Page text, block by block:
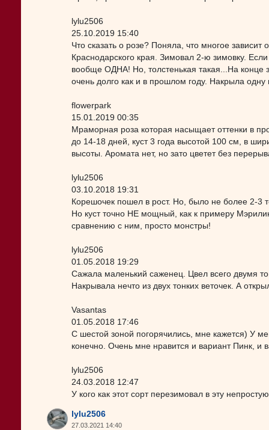
lylu2506
25.10.2019 15:40
Что сказать о розе? Поняла, что многое
Краснодарского края. Зимовал 2-ю зимовку.
вообще ОДНА! Но, толстенькая такая...На конце
очень долго как и в прошлом году. Накрыла
flowerpark
15.01.2019 00:35
Мраморная роза которая насыщает оттенки в
до 14-18 дней, куст 3 года высотой 100 см, в
высоты. Аромата нет, но зато цветет без
lylu2506
03.10.2018 19:31
Корешочек пошел в рост. Но, было не более 2-3
Но куст точно НЕ мощный, как к примеру
сравнению с ним, просто монстры!
lylu2506
01.05.2018 19:29
Сажала маленький саженец. Цвел всего двумя
Накрывала нечто из двух тонких веточек. А
Vasantas
01.05.2018 17:46
С шестой зоной погорячились, мне кажется) У
конечно. Очень мне нравится и вариант Пинк, и
lylu2506
24.03.2018 12:47
У кого как этот сорт перезимовал в эту
lylu2506
27.03.2021 14:40